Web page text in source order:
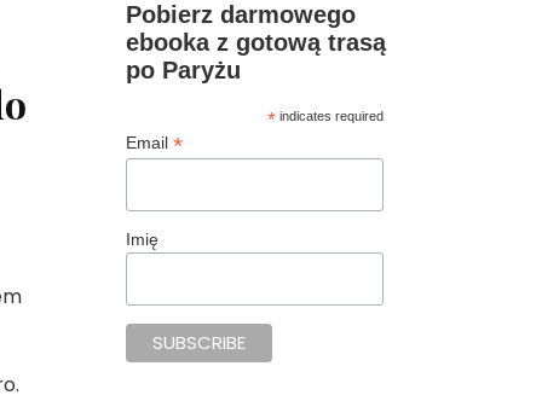
Pobierz darmowego
ebooka z gotową trasą
po Paryżu
* indicates required
Email *
Imię